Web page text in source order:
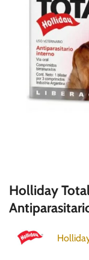
Holliday